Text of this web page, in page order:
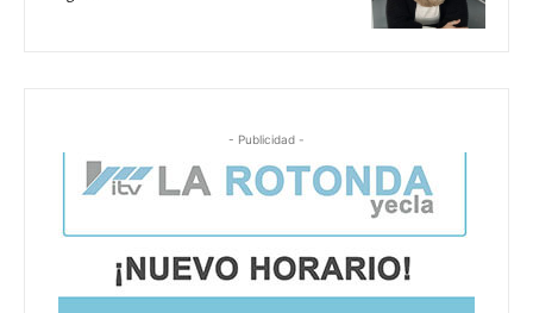
- Publicidad -